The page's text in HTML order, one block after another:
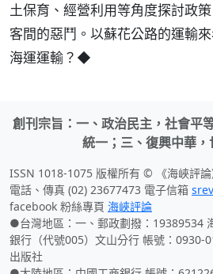
土保育、經營利用等角度探討政
客間的惡鬥。以蘇花公路的運輸
海運運輸？◆
創刊宗旨：一、政治民主，社會平
統一；三、復興中華，
ISSN 1018-1075 版權所有 © 《海峽評
電話、傳真 (02) 23677473 電子信箱
facebook 粉絲專頁 海峽評論
●台灣地區：一、郵政劃撥：19389534
銀行（代號005）文山分行 帳號：0930-
出版社